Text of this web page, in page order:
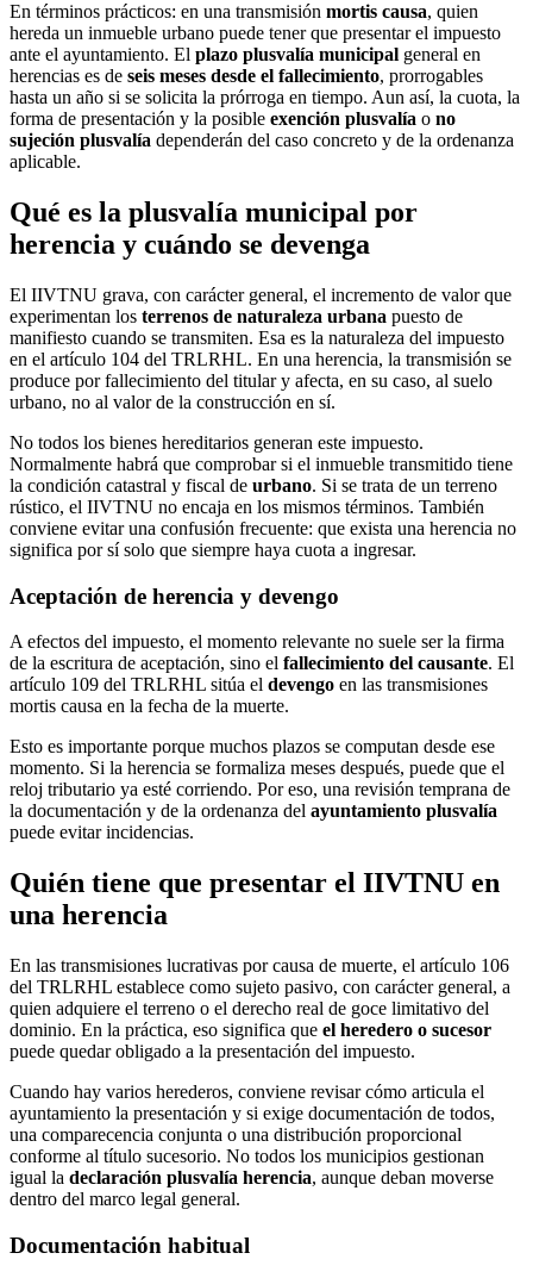
En términos prácticos: en una transmisión mortis causa, quien
hereda un inmueble urbano puede tener que presentar el impuesto
ante el ayuntamiento. El plazo plusvalía municipal general en
herencias es de seis meses desde el fallecimiento, prorrogables
hasta un año si se solicita la prórroga en tiempo. Aun así, la cuota, la
forma de presentación y la posible exención plusvalía o no
sujeción plusvalía dependerán del caso concreto y de la ordenanza
aplicable.
Qué es la plusvalía municipal por
herencia y cuándo se devenga
El IIVTNU grava, con carácter general, el incremento de valor que
experimentan los terrenos de naturaleza urbana puesto de
manifiesto cuando se transmiten. Esa es la naturaleza del impuesto
en el artículo 104 del TRLRHL. En una herencia, la transmisión se
produce por fallecimiento del titular y afecta, en su caso, al suelo
urbano, no al valor de la construcción en sí.
No todos los bienes hereditarios generan este impuesto.
Normalmente habrá que comprobar si el inmueble transmitido tiene
la condición catastral y fiscal de urbano. Si se trata de un terreno
rústico, el IIVTNU no encaja en los mismos términos. También
conviene evitar una confusión frecuente: que exista una herencia no
significa por sí solo que siempre haya cuota a ingresar.
Aceptación de herencia y devengo
A efectos del impuesto, el momento relevante no suele ser la firma
de la escritura de aceptación, sino el fallecimiento del causante. El
artículo 109 del TRLRHL sitúa el devengo en las transmisiones
mortis causa en la fecha de la muerte.
Esto es importante porque muchos plazos se computan desde ese
momento. Si la herencia se formaliza meses después, puede que el
reloj tributario ya esté corriendo. Por eso, una revisión temprana de
la documentación y de la ordenanza del ayuntamiento plusvalía
puede evitar incidencias.
Quién tiene que presentar el IIVTNU en
una herencia
En las transmisiones lucrativas por causa de muerte, el artículo 106
del TRLRHL establece como sujeto pasivo, con carácter general, a
quien adquiere el terreno o el derecho real de goce limitativo del
dominio. En la práctica, eso significa que el heredero o sucesor
puede quedar obligado a la presentación del impuesto.
Cuando hay varios herederos, conviene revisar cómo articula el
ayuntamiento la presentación y si exige documentación de todos,
una comparecencia conjunta o una distribución proporcional
conforme al título sucesorio. No todos los municipios gestionan
igual la declaración plusvalía herencia, aunque deban moverse
dentro del marco legal general.
Documentación habitual